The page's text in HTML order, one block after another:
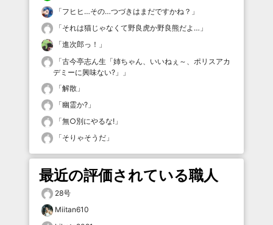
「フヒヒ…その…つづきはまだですかね？ 」
「それは猫じゃなくて野良虎か野良熊だよ… 」
「進次郎っ！ 」
「古今亭志ん生「姉ちゃん、いいねぇ～、ポリスアカ
デミーに興味ない?」
」
「解散 」
「幽霊か? 」
「無○別にやるな! 」
「そりゃそうだ 」
最近の評価されている職人
28号
Miitan610